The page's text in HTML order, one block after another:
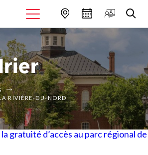
RIVIÈRE-DU-NORD
gratuité d’accès au parc régional de